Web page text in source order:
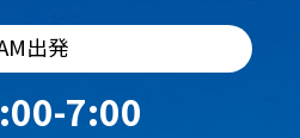
出発
7:00